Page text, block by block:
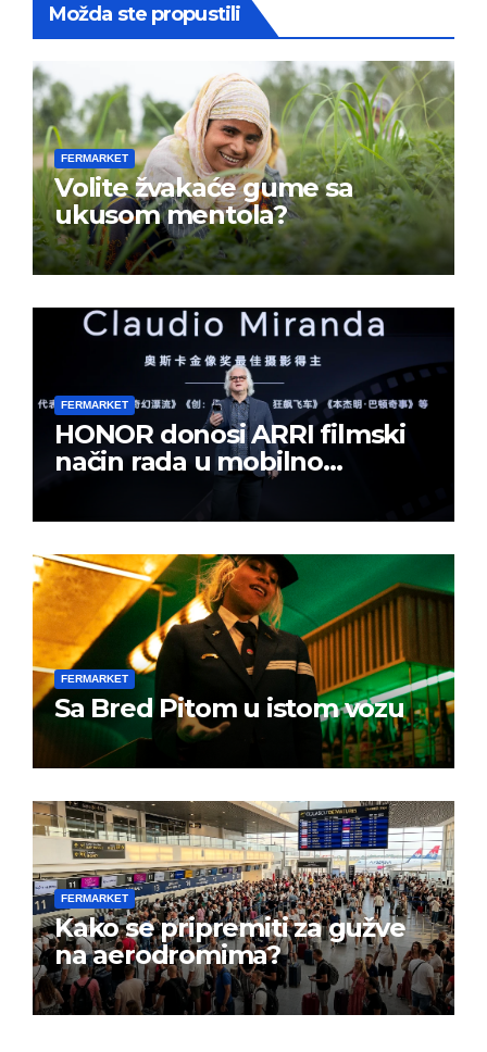
Možda ste propustili
FERMARKET
Volite žvakaće gume sa
ukusom mentola?
FERMARKET
HONOR donosi ARRI filmski
način rada u mobilno
kreiranje sadržaja
FERMARKET
Sa Bred Pitom u istom vozu
FERMARKET
Kako se pripremiti za gužve
na aerodromima?